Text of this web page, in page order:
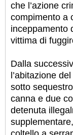
che l’azione
compimento a
inceppamento
vittima di
Dalla
l’abitazione
sotto
canna e due
detenuta